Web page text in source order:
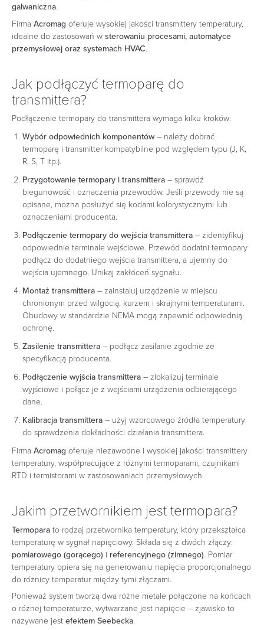
galwaniczna.
Firma Acromag oferuje wysokiej jakości transmittery temperatury,
idealne do zastosowań w sterowaniu procesami, automatyce
przemysłowej oraz systemach HVAC.
Jak podłączyć termoparę do
transmittera?
Podłączenie termopary do transmittera wymaga kilku kroków:
Wybór odpowiednich komponentów– należy dobrać
termoparę i transmitter kompatybilne pod względem typu (J, K,
R, S, T itp.).
Przygotowanie termopary i transmittera – sprawdź
biegunowość i oznaczenia przewodów. Jeśli przewody nie są
opisane, można posłużyć się kodami kolorystycznymi lub
oznaczeniami producenta.
Podłączenie termopary do wejścia transmittera – zidentyfikuj
odpowiednie terminale wejściowe. Przewód dodatni termopary
podłącz do dodatniego wejścia transmittera, a ujemny do
wejścia ujemnego. Unikaj zakłóceń sygnału.
Montaż transmittera – zainstaluj urządzenie w miejscu
chronionym przed wilgocią, kurzem i skrajnymi temperaturami.
Obudowy w standardzie NEMA mogą zapewnić odpowiednią
ochronę.
Zasilenie transmittera – podłącz zasilanie zgodnie ze
specyfikacją producenta.
Podłączenie wyjścia transmittera – zlokalizuj terminale
wyjściowe i połącz je z wejściami urządzenia odbierającego
dane.
Kalibracja transmittera – użyj wzorcowego źródła temperatury
do sprawdzenia dokładności działania transmittera.
Firma Acromag oferuje niezawodne i wysokiej jakości transmittery
temperatury, współpracujące z różnymi termoparami, czujnikami
RTD i termistorami w zastosowaniach przemysłowych.
Jakim przetwornikiem jest termopara?
Termopara to rodzaj przetwornika temperatury, który przekształca
temperaturę w sygnał napięciowy. Składa się z dwóch złączy:
pomiarowego (gorącego) i referencyjnego (zimnego). Pomiar
temperatury opiera się na generowaniu napięcia proporcjonalnego
do różnicy temperatur między tymi złączami.
Ponieważ system tworzą dwa różne metale połączone na końcach
o różnej temperaturze, wytwarzane jest napięcie – zjawisko to
nazywane jest efektem Seebecka.